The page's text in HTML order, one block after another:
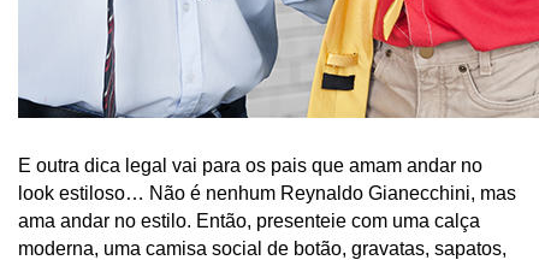
E outra dica legal vai para os pais que amam andar no
look estiloso… Não é nenhum Reynaldo Gianecchini, mas
ama andar no estilo. Então, presenteie com uma calça
moderna, uma camisa social de botão, gravatas, sapatos,